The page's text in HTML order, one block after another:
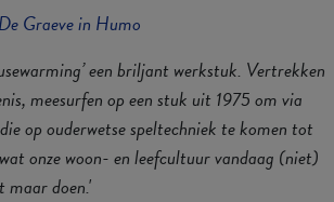
Graeve in Humo
een briljant werkstuk. Vertrekken
meesurfen op een stuk uit 1975 om via
op ouderwetse speltechniek te komen tot
onze woon- en leefcultuur vandaag (niet)
maar doen.'